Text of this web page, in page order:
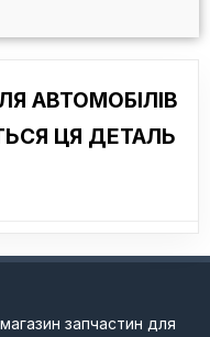
АВТОМОБІЛІВ
ЦЯ ДЕТАЛЬ
запчастин для